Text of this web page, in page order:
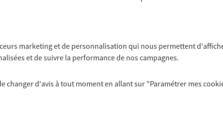
marketing et de personnalisation qui nous permettent
et de suivre la performance de nos campagnes.
changer d'avis à tout moment en allant sur "Paramétrer mes